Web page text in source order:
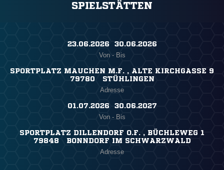
SPIELSTÄTTEN
23.06.2026 ​ 30.06.2026
Von - Bis
SPORTPLATZ MAUCHEN M.F. , ALTE KIRCHGASSE 9
79780 STÜHLINGEN
Adresse
01.07.2026 ​ 30.06.2027
Von - Bis
SPORTPLATZ DILLENDORF O.F. , BÜCHLEWEG 1
79848 BONNDORF IM SCHWARZWALD
Adresse